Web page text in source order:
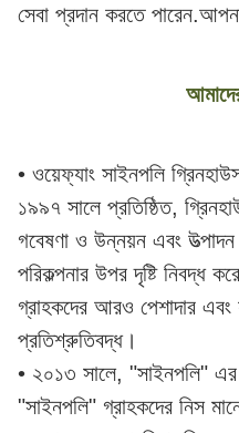
সেবা প্রদান করতে
• ওয়েফ্যাং সাইনপলি
১৯৯৭ সালে প্রতিষ্ঠিত,
গবেষণা ও উন্নয়ন এবং
পরিকল্পনার উপর দৃষ্টি নিবদ্ধ
গ্রাহকদের আরও পেশাদার এবং
প্রতিশ্রুতিবদ্ধ।
• ২০১৩ সালে, "সাইনপলি" এর
"সাইনপলি" গ্রাহকদের নিস